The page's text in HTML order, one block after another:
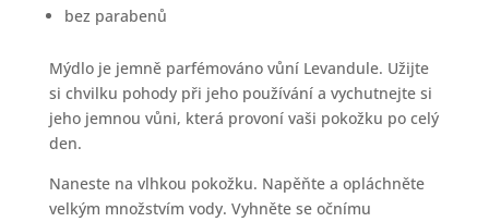
bez parabenů
Mýdlo je jemně parfémováno vůní Levandule. Užijte
si chvilku pohody při jeho používání a vychutnejte si
jeho jemnou vůni, která provoní vaši pokožku po celý
den.
Naneste na vlhkou pokožku. Napěňte a opláchněte
velkým množstvím vody. Vyhněte se očnímu